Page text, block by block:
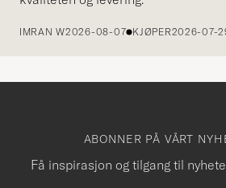
IMRAN W2026-08-07 KJØPER2026-07-
ABONNER PÅ VÅRT
Få inspirasjon og tilgang til